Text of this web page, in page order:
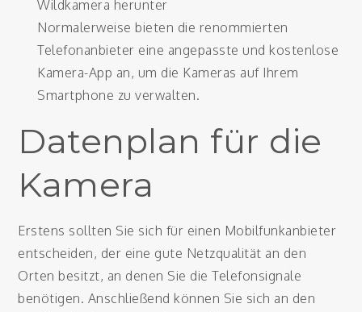
Wildkamera herunter
Normalerweise bieten die renommierten
Telefonanbieter eine angepasste und kostenlose
Kamera-App an, um die Kameras auf Ihrem
Smartphone zu verwalten.
Datenplan für die
Kamera
Erstens sollten Sie sich für einen Mobilfunkanbieter
entscheiden, der eine gute Netzqualität an den
Orten besitzt, an denen Sie die Telefonsignale
benötigen. Anschließend können Sie sich an den